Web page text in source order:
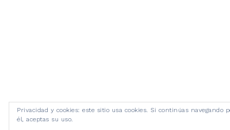
Privacidad y cookies: este sitio usa cookies. Si continúas navegando
él, aceptas su uso.